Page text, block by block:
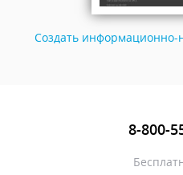
Создать информационно-
8-800-